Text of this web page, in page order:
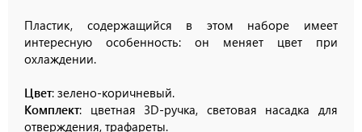
Пластик, содержащийся в этом наборе имеет
интересную особенность: он меняет цвет при
охлаждении.
Цвет: зелено-коричневый.
Комплект: цветная 3D-ручка, световая насадка для
отверждения, трафареты.